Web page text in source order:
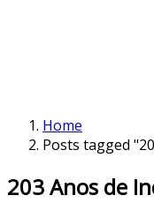
Home
Posts tagged
203 Anos de